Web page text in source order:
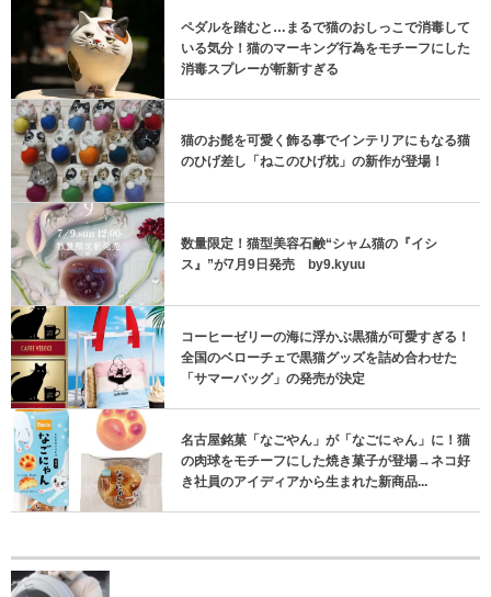
ペダルを踏むと…まるで猫のおしっこで消毒して
いる気分！猫のマーキング行為をモチーフにした
消毒スプレーが斬新すぎる
猫のお髭を可愛く飾る事でインテリアにもなる猫
のひげ差し「ねこのひげ枕」の新作が登場！
数量限定！猫型美容石鹸“シャム猫の『イシ
ス』”が7月9日発売 by9.kyuu
コーヒーゼリーの海に浮かぶ黒猫が可愛すぎる！
全国のベローチェで黒猫グッズを詰め合わせた
「サマーバッグ」の発売が決定
名古屋銘菓「なごやん」が「なごにゃん」に！猫
の肉球をモチーフにした焼き菓子が登場→ネコ好
き社員のアイディアから生まれた新商品...